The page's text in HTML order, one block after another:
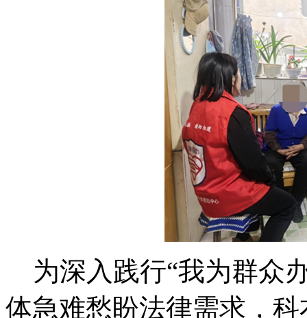
为深入践行“我为群众
体急难愁盼法律需求，